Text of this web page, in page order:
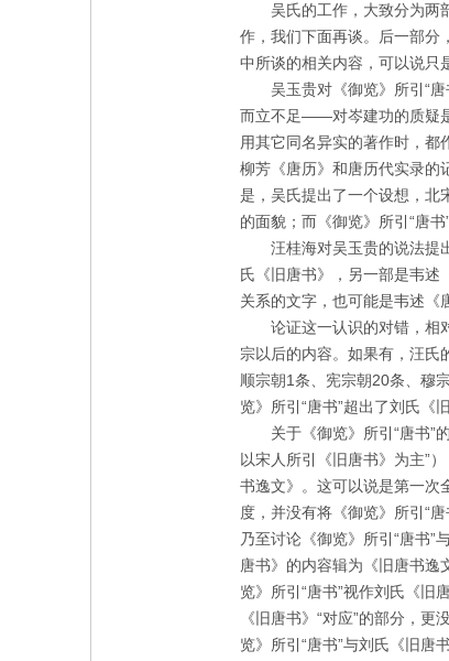
吴氏的工作，大致分为两
作，我们下面再谈。后一部分
中所谈的相关内容，可以说只
吴玉贵对《御览》所引“
而立不足——对岑建功的质疑
用其它同名异实的著作时，都
柳芳《唐历》和唐历代实录的
是，吴氏提出了一个设想，北
的面貌；而《御览》所引“唐
汪桂海对吴玉贵的说法提
氏《旧唐书》，另一部是韦述
关系的文字，也可能是韦述《
论证这一认识的对错，相
宗以后的内容。如果有，汪
顺宗朝1条、宪宗朝20条、穆
览》所引“唐书”超出了刘氏《
关于《御览》所引“唐书”
以宋人所引《旧唐书》为主”
书逸文》。这可以说是第一次
度，并没有将《御览》所引“
乃至讨论《御览》所引“唐书
唐书》的内容辑为《旧唐书逸
览》所引“唐书”视作刘氏《旧
《旧唐书》“对应”的部分，更
览》所引“唐书”与刘氏《旧唐